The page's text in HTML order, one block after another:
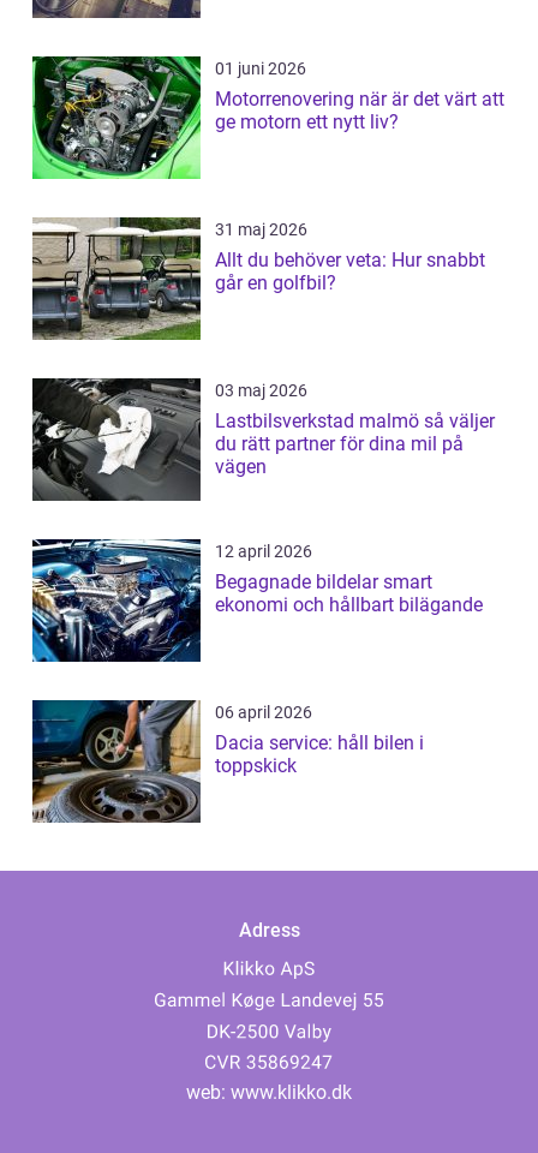
01 juni 2026
Motorrenovering när är det värt att
ge motorn ett nytt liv?
31 maj 2026
Allt du behöver veta: Hur snabbt
går en golfbil?
03 maj 2026
Lastbilsverkstad malmö så väljer
du rätt partner för dina mil på
vägen
12 april 2026
Begagnade bildelar smart
ekonomi och hållbart bilägande
06 april 2026
Dacia service: håll bilen i
toppskick
Adress
web: www.klikko.dk